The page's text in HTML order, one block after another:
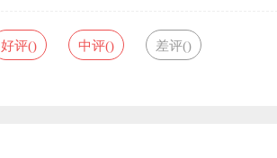
好评() 中评() 差评()